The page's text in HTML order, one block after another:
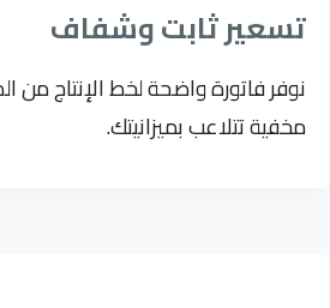
تسعير ثابت وشفاف
نوفر فاتورة واضحة لخط الإنتاج
مخفية تتلاعب بميزانيتك.